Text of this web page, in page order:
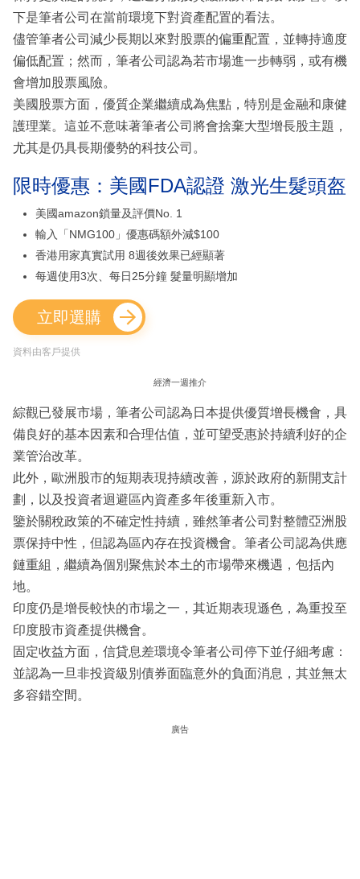
下是筆者公司在當前環境下對資產配置的看法。
儘管筆者公司減少長期以來對股票的偏重配置，並轉持適度
偏低配置；然而，筆者公司認為若市場進一步轉弱，或有機
會增加股票風險。
美國股票方面，優質企業繼續成為焦點，特別是金融和康健
護理業。這並不意味著筆者公司將會捨棄大型增長股主題，
尤其是仍具長期優勢的科技公司。
限時優惠：美國FDA認證 激光生髮頭盔
美國amazon鎖量及評價No. 1
輸入「NMG100」優惠碼額外減$100
香港用家真實試用 8週後效果已經顯著
每週使用3次、每日25分鐘 髮量明顯增加
立即選購
資料由客戶提供
經濟一週推介
綜觀已發展市場，筆者公司認為日本提供優質增長機會，具
備良好的基本因素和合理估值，並可望受惠於持續利好的企
業管治改革。
此外，歐洲股市的短期表現持續改善，源於政府的新開支計
劃，以及投資者迴避區內資產多年後重新入市。
鑒於關稅政策的不確定性持續，雖然筆者公司對整體亞洲股
票保持中性，但認為區內存在投資機會。筆者公司認為供應
鏈重組，繼續為個別聚焦於本土的市場帶來機遇，包括內
地。
印度仍是增長較快的市場之一，其近期表現遜色，為重投至
印度股市資產提供機會。
固定收益方面，信貸息差環境令筆者公司停下並仔細考慮：
並認為一旦非投資級別債券面臨意外的負面消息，其並無太
多容錯空間。
廣告